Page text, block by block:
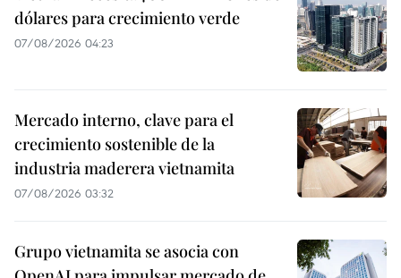
dólares para crecimiento verde
07/08/2026 04:23
Mercado interno, clave para el
crecimiento sostenible de la
industria maderera vietnamita
07/08/2026 03:32
Grupo vietnamita se asocia con